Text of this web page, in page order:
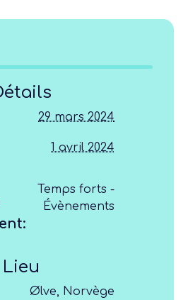
29 mars 2024
1 avril 2024
Temps forts -
Évènements
Lieu
Ølve, Norvège